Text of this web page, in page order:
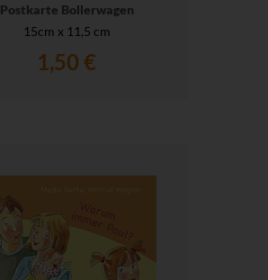
Postkarte Bollerwagen
15cm x 11,5 cm
1,50 €